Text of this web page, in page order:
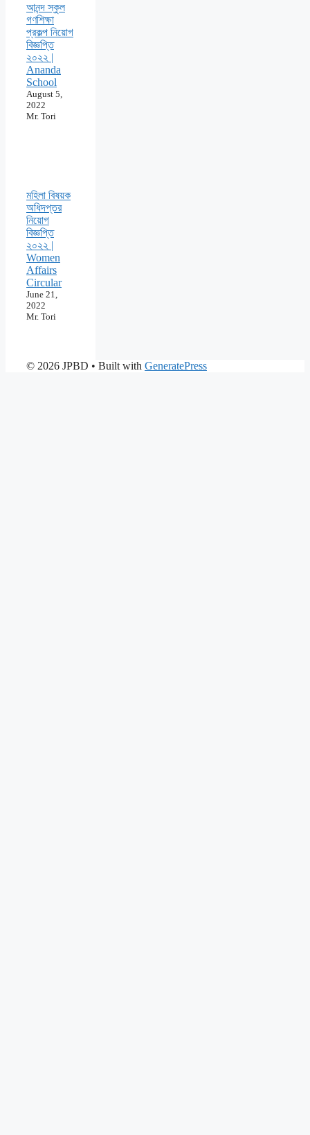
আনন্দ স্কুল
গণশিক্ষা
প্রকল্প নিয়োগ
বিজ্ঞপ্তি
২০২২ |
Ananda
School
August 5,
2022
Mr. Tori
মহিলা বিষয়ক
অধিদপ্তর
নিয়োগ
বিজ্ঞপ্তি
২০২২ |
Women
Affairs
Circular
June 21,
2022
Mr. Tori
© 2026 JPBD • Built with GeneratePress